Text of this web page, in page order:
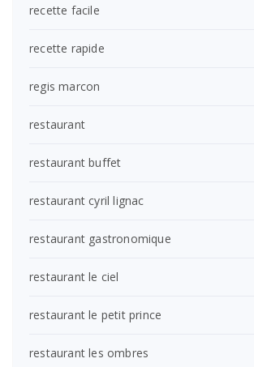
recette facile
recette rapide
regis marcon
restaurant
restaurant buffet
restaurant cyril lignac
restaurant gastronomique
restaurant le ciel
restaurant le petit prince
restaurant les ombres